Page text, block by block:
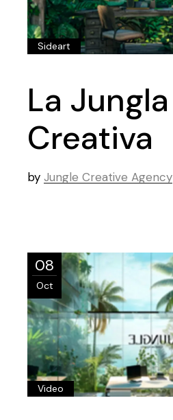
Sideart
La Jungla
Creativa
by Jungle Creative Agency
08
Oct
Video